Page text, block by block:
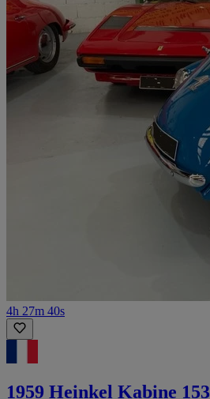
4h 27m 40s
1959 Heinkel Kabine 153